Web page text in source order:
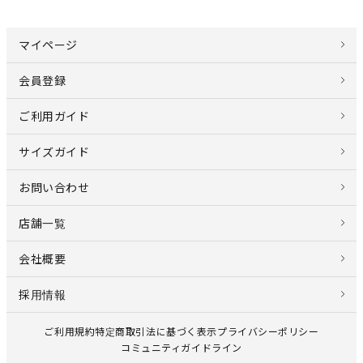
マイページ
会員登録
ご利用ガイド
サイズガイド
お問い合わせ
店舗一覧
会社概要
採用情報
ご利用規約特定商取引法に基づく表示プライバシーポリシー
コミュニティガイドライン